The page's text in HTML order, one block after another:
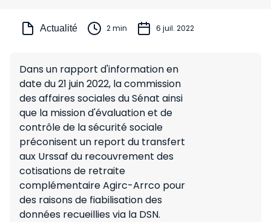
Actualité 2 min 6 juil. 2022
Dans un rapport d'information en
date du 21 juin 2022, la commission
des affaires sociales du Sénat ainsi
que la mission d'évaluation et de
contrôle de la sécurité sociale
préconisent un report du transfert
aux Urssaf du recouvrement des
cotisations de retraite
complémentaire Agirc-Arrco pour
des raisons de fiabilisation des
données recueillies via la DSN.